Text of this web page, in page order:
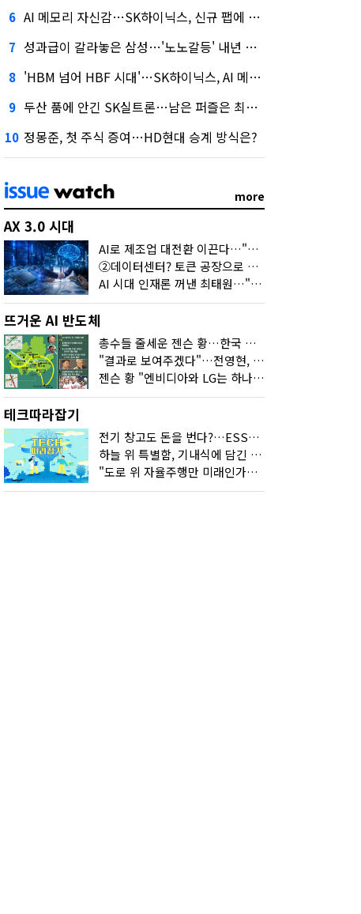
6 AI 메모리 자신감…SK하이닉스, 신규 팹에 54조 투자
7 성과급이 갈라놓은 삼성…'노노갈등' 내년 교섭 판 흔들까
8 'HBM 넘어 HBF 시대'…SK하이닉스, AI 메모리 표준 선점 나섰다
9 두산 품에 안긴 SK실트론…남은 퍼즐은 최태원 지분 29.4%
10 정몽준, 첫 주식 증여…HD현대 승계 방식은?
more
AX 3.0 시대
AI로 제조업 대전환 이끈다…"2030년까지 민관합동 20조 투자"
②데이터센터? 토큰 공장으로 변신
AI 시대 인재론 꺼낸 최태원…"협업이 경쟁력"
뜨거운 AI 반도체
총수들 줄세운 젠슨 황…한국 산업계 새판 짰다
"결과로 보여주겠다"…전영현, 젠슨 황과 HBM5 논의
젠슨 황 "엔비디아와 LG는 하나의 거대한 팀"
테크따라잡기
전기 창고도 돈을 번다?…ESS의 '두뇌' EMO가 뭐길래
하늘 위 특별함, 기내식에 담긴 기술의 세계
"도로 위 자율주행만 미래인가요"…진흙탕서 길 내는 HD현대 AI 기술